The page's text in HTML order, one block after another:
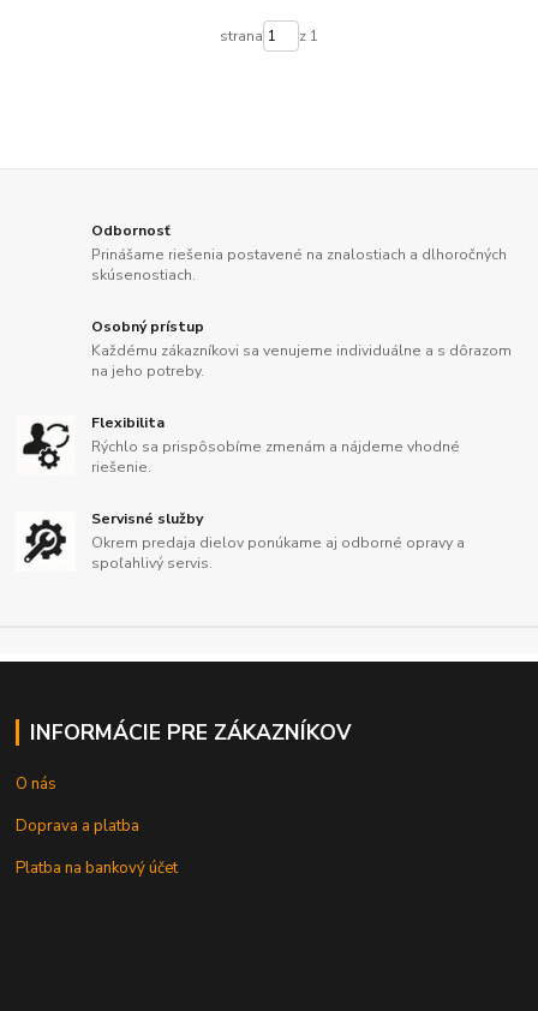
strana z 1
Odbornosť
Prinášame riešenia postavené na znalostiach a dlhoročných
skúsenostiach.
Osobný prístup
Každému zákazníkovi sa venujeme individuálne a s dôrazom
na jeho potreby.
Flexibilita
Rýchlo sa prispôsobíme zmenám a nájdeme vhodné
riešenie.
Servisné služby
Okrem predaja dielov ponúkame aj odborné opravy a
spoľahlivý servis.
INFORMÁCIE PRE ZÁKAZNÍKOV
O nás
Doprava a platba
Platba na bankový účet